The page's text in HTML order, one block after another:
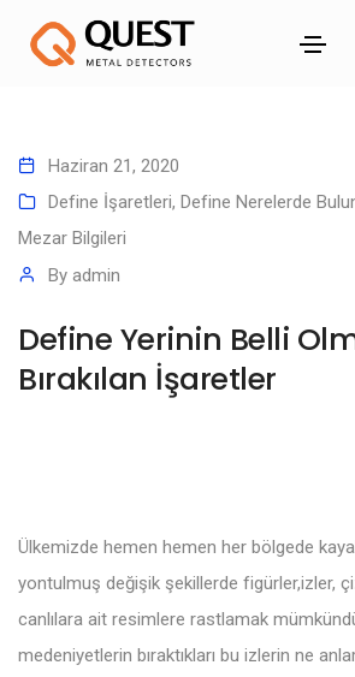
Haziran 21, 2020
Define İşaretleri, Define Nerelerde
Mezar Bilgileri
By admin
Define Yerinin Belli
Bırakılan İşaretler
Ülkemizde hemen hemen her bölgede
yontulmuş değişik şekillerde figürler,izler,
canlılara ait resimlere rastlamak
medeniyetlerin bıraktıkları bu izlerin ne